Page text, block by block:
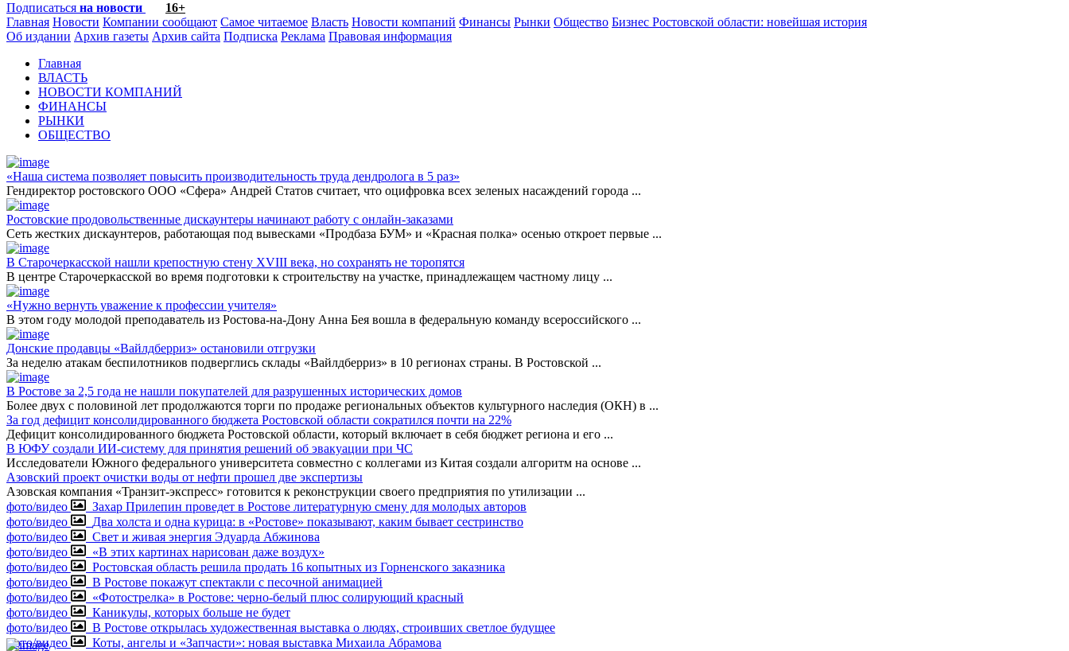
Подписаться на новости
16+
Главная Новости Компании сообщают Самое читаемое Власть Новости компаний Финансы Рынки Общество Бизнес Ростовской области: новейшая история
Об издании Архив газеты Архив сайта Подписка Реклама Правовая информация
Главная
ВЛАСТЬ
НОВОСТИ КОМПАНИЙ
ФИНАНСЫ
РЫНКИ
ОБЩЕСТВО
«Наша система позволяет повысить производительность труда дендролога в 5 раз»
Гендиректор ростовского ООО «Сфера» Андрей Статов считает, что оцифровка всех зеленых насаждений города ...
Ростовские продовольственные дискаунтеры начинают работу с онлайн-заказами
Сеть жестких дискаунтеров, работающая под вывесками «Продбаза БУМ» и «Красная полка» осенью откроет первые ...
В Старочеркасской нашли крепостную стену XVIII века, но сохранять не торопятся
В центре Старочеркасской во время подготовки к строительству на участке, принадлежащем частному лицу ...
«Нужно вернуть уважение к профессии учителя»
В этом году молодой преподаватель из Ростова-на-Дону Анна Бея вошла в федеральную команду всероссийского ...
Донские продавцы «Вайлдберриз» остановили отгрузки
За неделю атакам беспилотников подверглись склады «Вайлдберриз» в 10 регионах страны. В Ростовской ...
В Ростове за 2,5 года не нашли покупателей для разрушенных исторических домов
Более двух с половиной лет продолжаются торги по продаже региональных объектов культурного наследия (ОКН) в ...
За год дефицит консолидированного бюджета Ростовской области сократился почти на 22%
Дефицит консолидированного бюджета Ростовской области, который включает в себя бюджет региона и его ...
В ЮФУ создали ИИ-систему для принятия решений об эвакуации при ЧС
Исследователи Южного федерального университета совместно с коллегами из Китая создали алгоритм на основе ...
Азовский проект очистки воды от нефти прошел две экспертизы
Азовская компания «Транзит-экспресс» готовится к реконструкции своего предприятия по утилизации ...
фото/видео
Захар Прилепин проведет в Ростове литературную смену для молодых авторов
фото/видео
Два холста и одна курица: в «Ростове» показывают, каким бывает сестринство
фото/видео
Свет и живая энергия Эдуарда Абжинова
фото/видео
«В этих картинах нарисован даже воздух»
фото/видео
Ростовская область решила продать 16 копытных из Горненского заказника
фото/видео
В Ростове покажут спектакли с песочной анимацией
фото/видео
«Фотострелка» в Ростове: черно-белый плюс солирующий красный
фото/видео
Каникулы, которых больше не будет
фото/видео
В Ростове открылась художественная выставка о людях, строивших светлое будущее
фото/видео
Коты, ангелы и «Запчасти»: новая выставка Михаила Абрамова